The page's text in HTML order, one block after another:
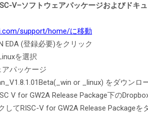
V–ソフトウェアパッケージおよびドキ
support/home/に移動
EDA (登録必要)をクリック
を選択
パッケージ
or _linux) をダウンロ
V for GW2A Release Package下の
してRISC-V for GW2A Release Packageを